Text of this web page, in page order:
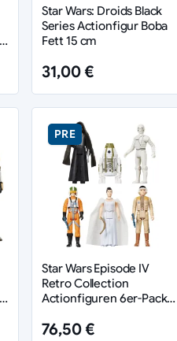
Star Wars: Droids Black
Series Actionfigur Boba
Fett 15 cm
31,00 €
PRE
Star Wars Episode IV
Retro Collection
Actionfiguren 6er-Pack
76,50 €